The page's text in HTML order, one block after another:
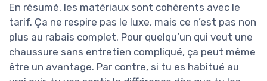
En résumé, les matériaux sont cohérents avec le
tarif. Ça ne respire pas le luxe, mais ce n’est pas non
plus au rabais complet. Pour quelqu’un qui veut une
chaussure sans entretien compliqué, ça peut même
être un avantage. Par contre, si tu es habitué au